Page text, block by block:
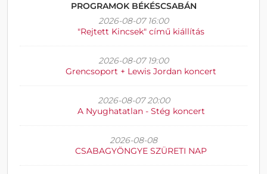
PROGRAMOK BÉKÉSCSABÁN
2026-08-07 16:00
"Rejtett Kincsek" című kiállítás
2026-08-07 19:00
Grencsoport + Lewis Jordan koncert
2026-08-07 20:00
A Nyughatatlan - Stég koncert
2026-08-08
CSABAGYÖNGYE SZÜRETI NAP